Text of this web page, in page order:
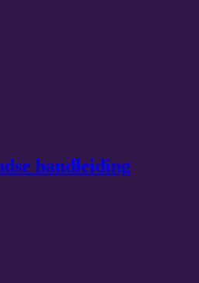
handleiding